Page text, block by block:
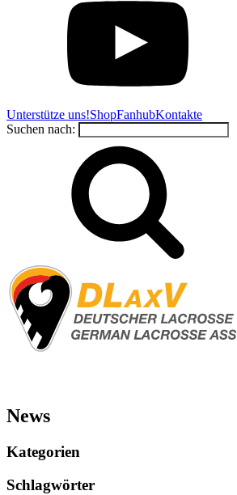
Unterstütze uns!ShopFanhubKontakte
Suchen nach:
News
Kategorien
Schlag­wörter